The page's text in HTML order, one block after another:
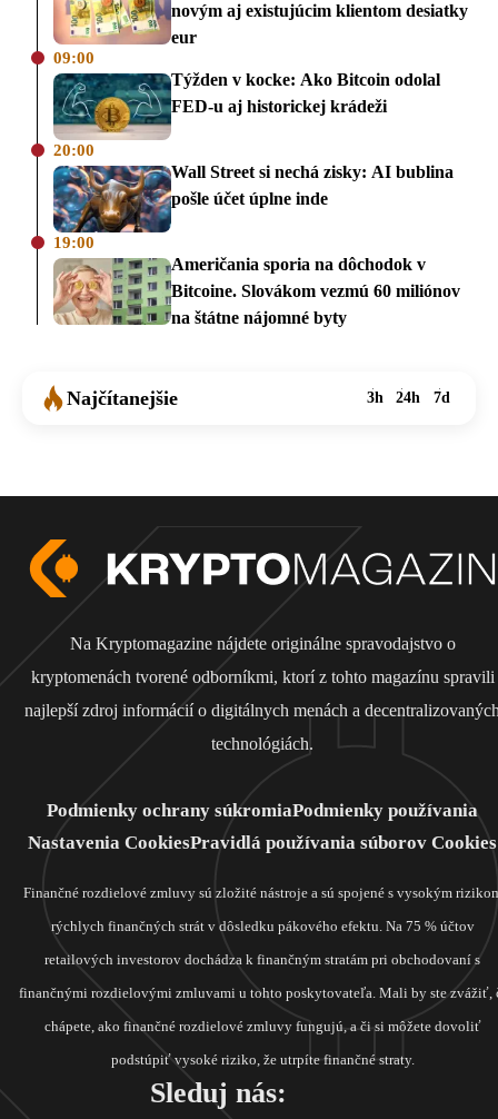
novým aj existujúcim klientom desiatky
eur
09:00
Týžden v kocke: Ako Bitcoin odolal
FED-u aj historickej krádeži
20:00
Wall Street si nechá zisky: AI bublina
pošle účet úplne inde
19:00
Američania sporia na dôchodok v
Bitcoine. Slovákom vezmú 60 miliónov
na štátne nájomné byty
Najčítanejšie 3h 24h 7d
Na Kryptomagazine nájdete originálne spravodajstvo o
kryptomenách tvorené odborníkmi, ktorí z tohto magazínu spravili
najlepší zdroj informácií o digitálnych menách a
technológiách.
Podmienky ochrany súkromiaPodmienky používania
Nastavenia CookiesPravidlá používania súborov Cookies
Finančné rozdielové zmluvy sú zložité nástroje a sú spojené s vysokým
rýchlych finančných strát v dôsledku pákového efektu. Na 75 % účtov
retailových investorov dochádza k finančným stratám pri obchodovaní s
finančnými rozdielovými zmluvami u tohto poskytovateľa. Mali by ste zvážiť,
chápete, ako finančné rozdielové zmluvy fungujú, a či si môžete dovoliť
podstúpiť vysoké riziko, že utrpíte finančné straty.
Sleduj nás: